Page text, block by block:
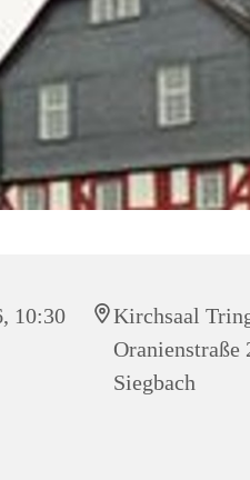
10:30
Kirchsaal
Oranienstraße
Siegbach